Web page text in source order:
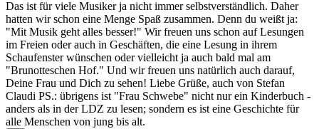
Das ist für viele Musiker ja nicht immer selbstverständlich. Daher
hatten wir schon eine Menge Spaß zusammen. Denn du weißt ja:
"Mit Musik geht alles besser!" Wir freuen uns schon auf Lesungen
im Freien oder auch in Geschäften, die eine Lesung in ihrem
Schaufenster wünschen oder vielleicht ja auch bald mal am
"Brunotteschen Hof." Und wir freuen uns natürlich auch darauf,
Deine Frau und Dich zu sehen! Liebe Grüße, auch von Stefan
Claudi PS.: übrigens ist "Frau Schwebe" nicht nur ein Kinderbuch -
anders als in der LDZ zu lesen; sondern es ist eine Geschichte für
alle Menschen von jung bis alt.